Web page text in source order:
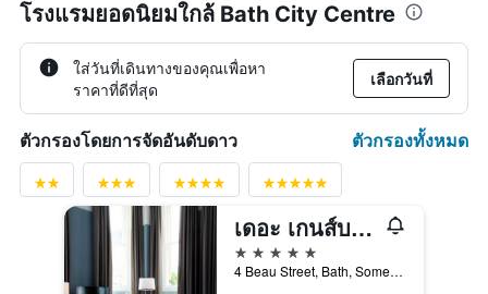
โรงแรมยอดนิยมใกล้ Bath City Centre
ใส่วันที่เดินทางของคุณเพื่อหา
ราคาที่ดีที่สุด
เลือกวันที่
ตัวกรองโดยการจัดอันดับดาว ตัวกรองทั้งหมด
เดอะ เกนส์บอโร บาท สปา
5 ดาว
4 Beau Street, Bath, Somerset, บาร์ท, สหราชอาณาจักร